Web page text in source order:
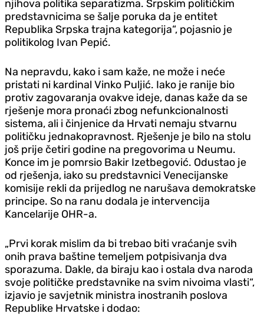
njihova politika separatizma. Srpskim političkim
predstavnicima se šalje poruka da je entitet
Republika Srpska trajna kategorija“, pojasnio je
politikolog Ivan Pepić.
Na nepravdu, kako i sam kaže, ne može i neće
pristati ni kardinal Vinko Puljić. Iako je ranije bio
protiv zagovaranja ovakve ideje, danas kaže da se
rješenje mora pronaći zbog nefunkcionalnosti
sistema, ali i činjenice da Hrvati nemaju stvarnu
političku jednakopravnost. Rješenje je bilo na stolu
još prije četiri godine na pregovorima u Neumu.
Konce im je pomrsio Bakir Izetbegović. Odustao je
od rješenja, iako su predstavnici Venecijanske
komisije rekli da prijedlog ne narušava demokratske
principe. So na ranu dodala je intervencija
Kancelarije OHR-a.
„Prvi korak mislim da bi trebao biti vraćanje svih
onih prava baštine temeljem potpisivanja dva
sporazuma. Dakle, da biraju kao i ostala dva naroda
svoje političke predstavnike na svim nivoima vlasti“,
izjavio je savjetnik ministra inostranih poslova
Republike Hrvatske i dodao: